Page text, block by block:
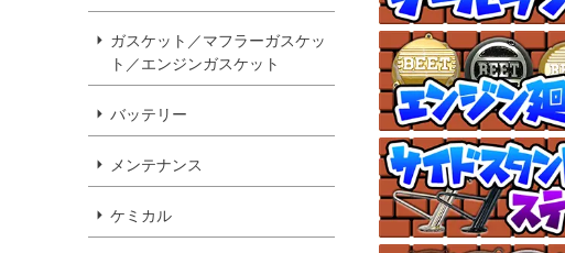
ガスケット／マフラーガスケッ
ト／エンジンガスケット
バッテリー
メンテナンス
ケミカル